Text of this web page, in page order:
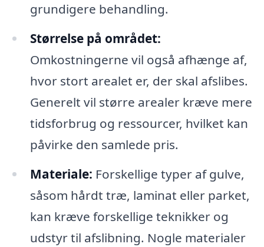
grundigere behandling.
Størrelse på området:
Omkostningerne vil også afhænge af,
hvor stort arealet er, der skal afslibes.
Generelt vil større arealer kræve mere
tidsforbrug og ressourcer, hvilket kan
påvirke den samlede pris.
Materiale: Forskellige typer af gulve,
såsom hårdt træ, laminat eller parket,
kan kræve forskellige teknikker og
udstyr til afslibning. Nogle materialer